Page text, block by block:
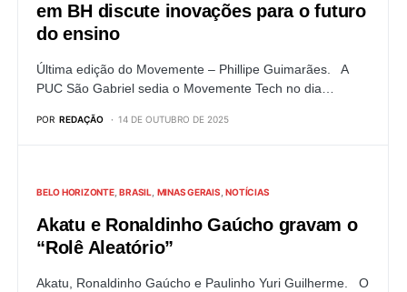
em BH discute inovações para o futuro
do ensino
Última edição do Movemente – Phillipe Guimarães. A
PUC São Gabriel sedia o Movemente Tech no dia…
POR REDAÇÃO 14 DE OUTUBRO DE 2025
BELO HORIZONTE BRASIL MINAS GERAIS NOTÍCIAS
Akatu e Ronaldinho Gaúcho gravam o
“Rolê Aleatório”
Akatu, Ronaldinho Gaúcho e Paulinho Yuri Guilherme. O